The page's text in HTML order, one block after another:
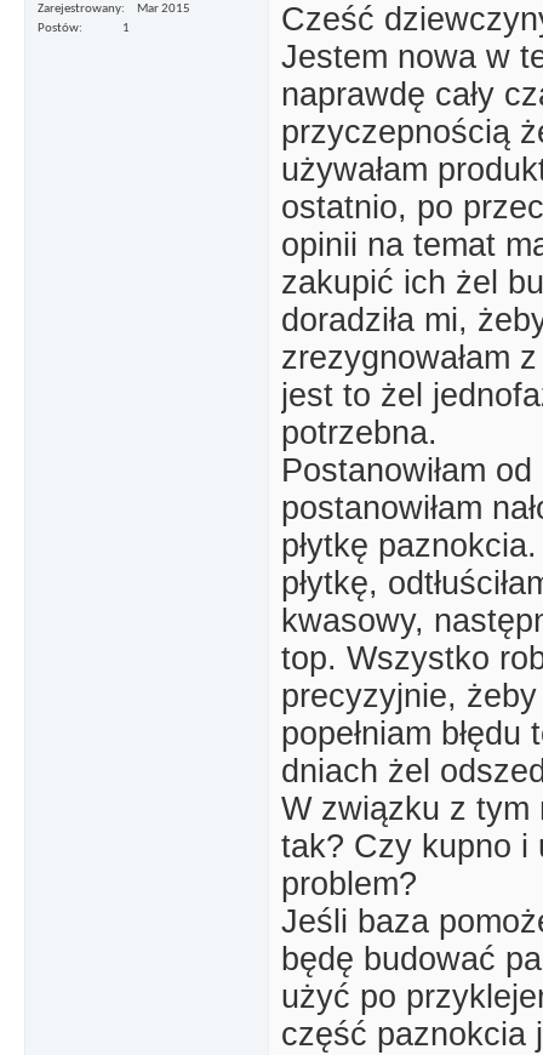
Zarejestrowany
Mar 2015
Postów
1
Cześć
Jestem nowa w
naprawdę cały
przyczepnością
używałam
ostatnio, po
opinii na temat
zakupić ich żel
doradziła mi,
zrezygnowałam
jest to żel
potrzebna.
Postanowiłam
postanowiłam
płytkę
płytkę,
kwasowy,
top. Wszystko
precyzyjnie,
popełniam
dniach żel
W związku z tym
tak? Czy kupno i
problem?
Jeśli baza
będę budować
użyć po
część paznokcia